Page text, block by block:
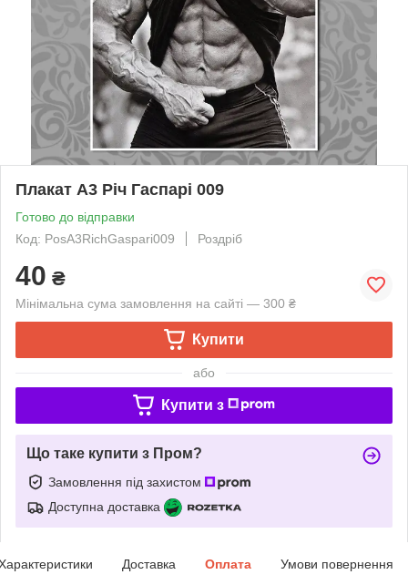
Плакат А3 Річ Гаспарі 009
Готово до відправки
Код: PosA3RichGaspari009
Роздріб
40 ₴
Мінімальна сума замовлення на сайті — 300 ₴
Купити
або
Купити з
Що таке купити з Пром?
Замовлення під захистом
Доступна доставка
Доставка Оплата Умови повернення